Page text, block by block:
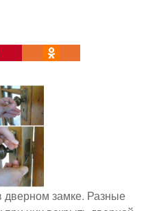
дверном замке. Разные